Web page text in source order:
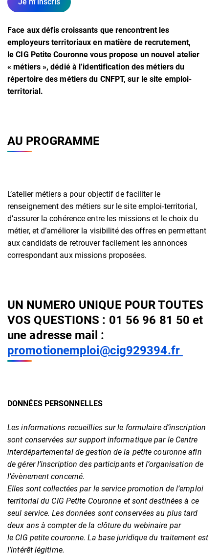
Face aux défis croissants que rencontrent les
employeurs territoriaux en matière de recrutement,
le CIG Petite Couronne vous propose un nouvel atelier
« métiers », dédié à l’identification des métiers du
répertoire des métiers du CNFPT, sur le site emploi-
territorial.
AU PROGRAMME
L’atelier métiers a pour objectif de faciliter le
renseignement des métiers sur le site emploi-territorial,
d’assurer la cohérence entre les missions et le choix du
métier, et d’améliorer la visibilité des offres en permettant
aux candidats de retrouver facilement les annonces
correspondant aux missions proposées.
UN NUMERO UNIQUE POUR TOUTES
VOS QUESTIONS : 01 56 96 81 50 et
une adresse mail :
promotionemploi@cig929394.fr
DONNÉES PERSONNELLES
Les informations recueillies sur le formulaire d’inscription
sont conservées sur support informatique par le Centre
interdépartemental de gestion de la petite couronne afin
de gérer l’inscription des participants et l’organisation de
l’évènement concerné.
Elles sont collectées par le service promotion de l’emploi
territorial du CIG Petite Couronne et sont destinées à ce
seul service. Les données sont conservées au plus tard
deux ans à compter de la clôture du webinaire par
le CIG petite couronne. La base juridique du traitement est
l’intérêt légitime.